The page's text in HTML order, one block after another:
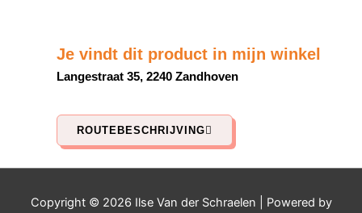
Je vindt dit product in mijn winkel
Langestraat 35, 2240 Zandhoven
ROUTEBESCHRIJVING
Copyright © 2026 Ilse Van der Schraelen | Powered by